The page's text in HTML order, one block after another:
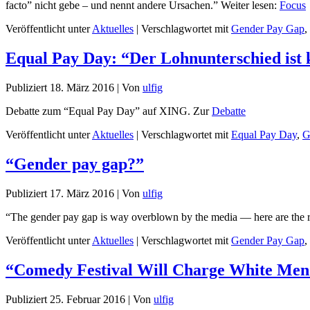
facto” nicht gebe – und nennt andere Ursachen.” Weiter lesen: Focus
Veröffentlicht unter Aktuelles | Verschlagwortet mit Gender Pay Gap,
Equal Pay Day: “Der Lohnunterschied
Publiziert 18. März 2016 | Von ulfig
Debatte zum “Equal Pay Day” auf XING. ZurDebatte
Veröffentlicht unter Aktuelles | Verschlagwortet mit Equal Pay Day,
“Gender pay gap?”
Publiziert 17. März 2016 | Von ulfig
“The gender pay gap is way overblown by the media — here are the
Veröffentlicht unter Aktuelles | Verschlagwortet mit Gender Pay Gap,
“Comedy Festival Will Charge White
Publiziert 25. Februar 2016 | Von ulfig